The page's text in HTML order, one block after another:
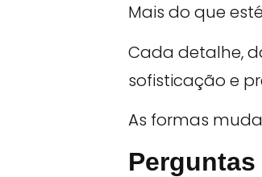
Mais do que
Cada detalhe,
sofisticação e
As formas